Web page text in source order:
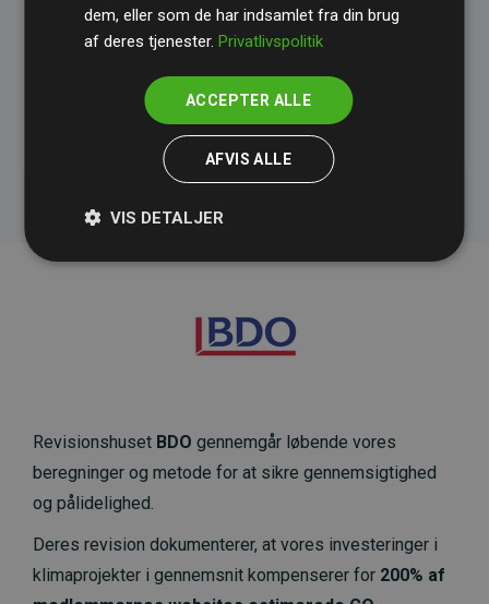
initiativet Websites, der støtter klimaprojekter
Revisionshuset BDO gennemgår løbende vores
beregninger og metode for at sikre gennemsigtighed
og pålidelighed.
Deres revision dokumenterer, at vores investeringer i
klimaprojekter i gennemsnit kompenserer for 200% af
dem, eller som de har indsamlet fra din brug
af deres tjenester.Privatlivspolitik
ACCEPTER ALLE
AFVIS ALLE
VIS DETALJER